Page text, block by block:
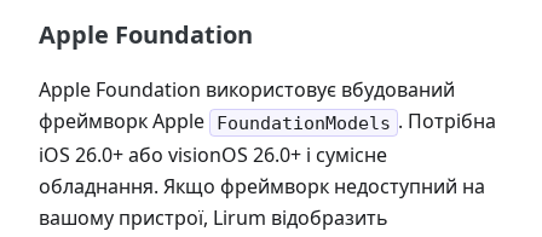
Apple Foundation
Apple Foundation використовує вбудований
фреймворк Apple
FoundationModels . Потрібна
iOS 26.0+ або visionOS 26.0+ і сумісне
обладнання. Якщо фреймворк недоступний на
вашому пристрої, Lirum відобразить